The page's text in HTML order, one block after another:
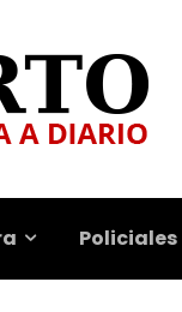
Policiales